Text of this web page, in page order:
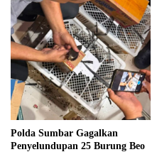
Polda Sumbar Gagalkan
Penyelundupan 25 Burung Beo